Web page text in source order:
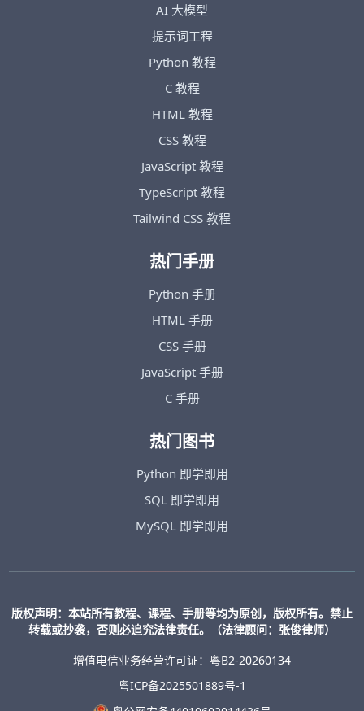
AI 大模型
提示词工程
Python 教程
C 教程
HTML 教程
CSS 教程
JavaScript 教程
TypeScript 教程
Tailwind CSS 教程
热门手册
Python 手册
HTML 手册
CSS 手册
JavaScript 手册
C 手册
热门图书
Python 即学即用
SQL 即学即用
MySQL 即学即用
版权声明：本站所有教程、课程、手册等均为原创，版权所有。禁止
转载或抄袭，否则必追究法律责任。（法律顾问：张俊律师）
增值电信业务经营许可证：粤B2-20260134
粤ICP备2025501889号-1